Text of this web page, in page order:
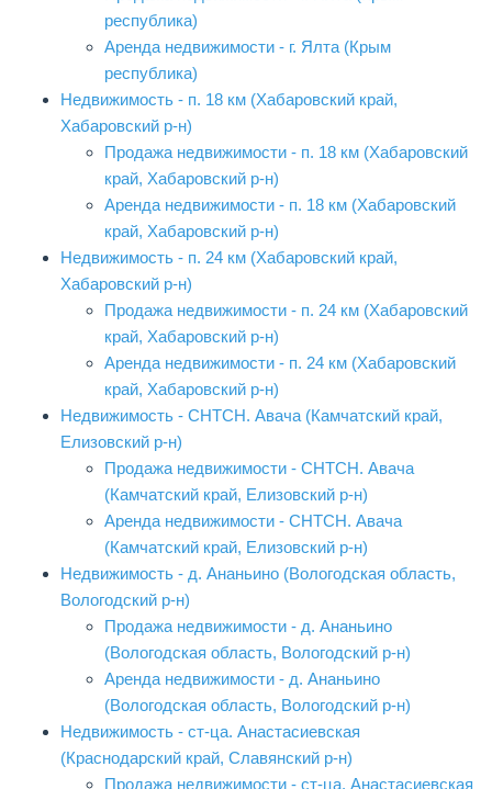
республика)
Аренда недвижимости - г. Ялта (Крым
республика)
Недвижимость - п. 18 км (Хабаровский край,
Хабаровский р-н)
Продажа недвижимости - п. 18 км (Хабаровский
край, Хабаровский р-н)
Аренда недвижимости - п. 18 км (Хабаровский
край, Хабаровский р-н)
Недвижимость - п. 24 км (Хабаровский край,
Хабаровский р-н)
Продажа недвижимости - п. 24 км (Хабаровский
край, Хабаровский р-н)
Аренда недвижимости - п. 24 км (Хабаровский
край, Хабаровский р-н)
Недвижимость - СНТСН. Авача (Камчатский край,
Елизовский р-н)
Продажа недвижимости - СНТСН. Авача
(Камчатский край, Елизовский р-н)
Аренда недвижимости - СНТСН. Авача
(Камчатский край, Елизовский р-н)
Недвижимость - д. Ананьино (Вологодская область,
Вологодский р-н)
Продажа недвижимости - д. Ананьино
(Вологодская область, Вологодский р-н)
Аренда недвижимости - д. Ананьино
(Вологодская область, Вологодский р-н)
Недвижимость - ст-ца. Анастасиевская
(Краснодарский край, Славянский р-н)
Продажа недвижимости - ст-ца. Анастасиевская